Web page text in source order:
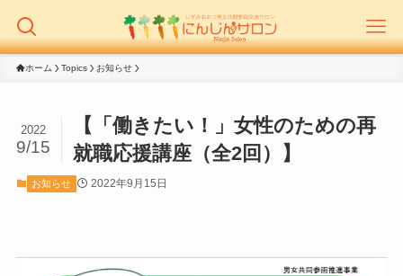
ホーム Topics お知らせ
【「働きたい！」女性のための再
就職応援講座（全2回）】
2022
9/15
お知らせ 2022年9月15日